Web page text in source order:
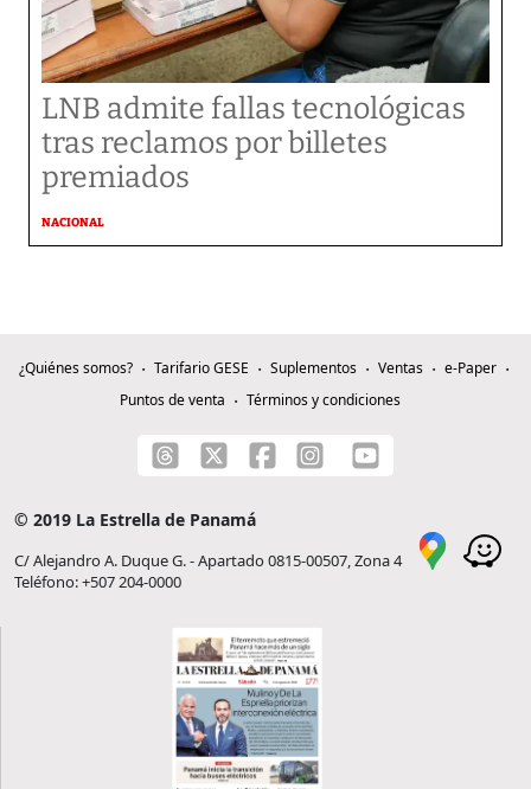
LNB admite fallas tecnológicas
tras reclamos por billetes
premiados
NACIONAL
¿Quiénes somos? Tarifario GESE Suplementos Ventas
e-Paper
Puntos de venta
Términos y condiciones
© 2019 La Estrella de Panamá
C/ Alejandro A. Duque G. - Apartado 0815-00507, Zona 4
Teléfono: +507 204-0000